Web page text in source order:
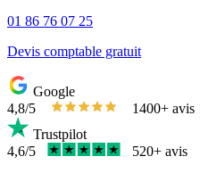
01 86 76 07 25
Devis comptable gratuit
Google
4,8/5
1400+ avis
Trustpilot
4,6/5
520+ avis